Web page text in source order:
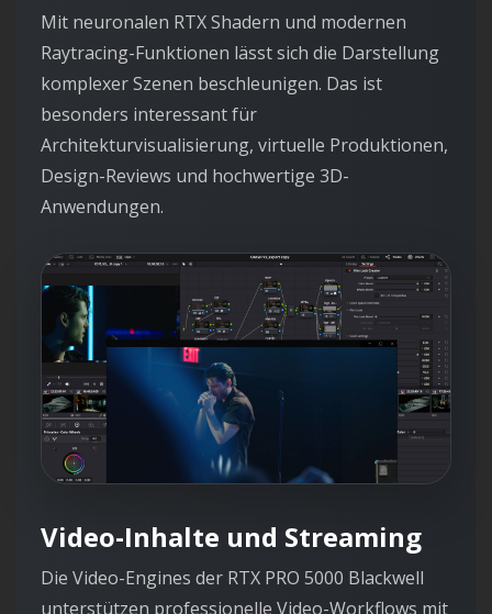
Mit neuronalen RTX Shadern und modernen
Raytracing-Funktionen lässt sich die Darstellung
komplexer Szenen beschleunigen. Das ist
besonders interessant für
Architekturvisualisierung, virtuelle Produktionen,
Design-Reviews und hochwertige 3D-
Anwendungen.
Video-Inhalte und Streaming
Die Video-Engines der RTX PRO 5000 Blackwell
unterstützen professionelle Video-Workflows mit